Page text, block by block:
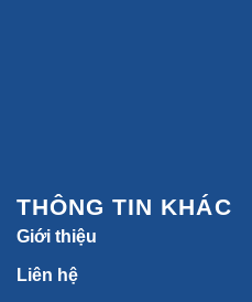
THÔNG TIN KHÁC
Giới thiệu
Liên hệ